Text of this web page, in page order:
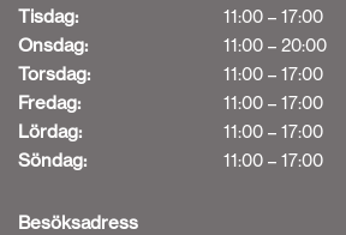
Tisdag: 11:00 – 17:00
Onsdag: 11:00 – 20:00
Torsdag: 11:00 – 17:00
Fredag: 11:00 – 17:00
Lördag: 11:00 – 17:00
Söndag: 11:00 – 17:00
Besöksadress